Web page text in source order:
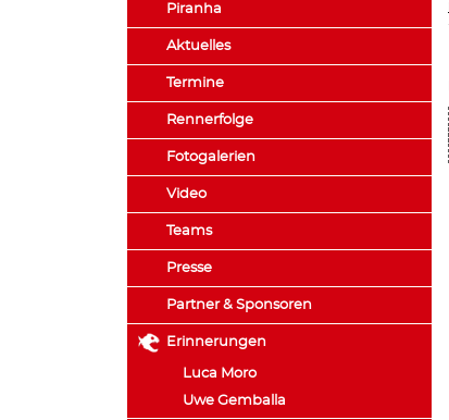
Piranha
Aktuelles
Termine
Rennerfolge
Fotogalerien
Video
Teams
Presse
Partner & Sponsoren
Erinnerungen
Luca Moro
Uwe Gemballa